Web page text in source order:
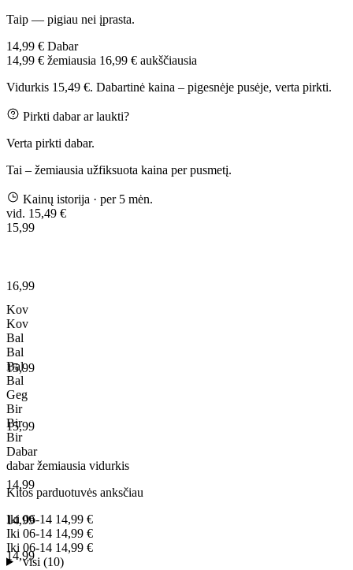
Taip — pigiau nei įprasta.
14,99 € Dabar
14,99 € žemiausia 16,99 € aukščiausia
Vidurkis 15,49 €. Dabartinė kaina – pigesnėje pusėje, verta pirkti.
Pirkti dabar ar laukti?
Verta pirkti dabar.
Tai – žemiausia užfiksuota kaina per pusmetį.
Kainų istorija · per 5 mėn.
vid. 15,49 €
15,99
16,99
15,99
15,99
14,99
14,99
14,99
Kov
Kov
Bal
Bal
Bal
Bal
Geg
Bir
Bir
Bir
Dabar
dabaržemiausia vidurkis
Kitos parduotuvės anksčiau
Iki06-14 14,99 €
Iki 06-14 14,99 €
Iki 06-14 14,99 €
visi (10)